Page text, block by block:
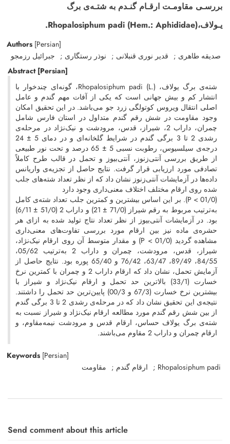
بررسـی مقاومـت ارقـام گنـدم به شتـه‌ی برگ
یـولاف،Rhopalosiphum padi (Hem.: Aphididae).
Authors [Persian]
صدیقه طاهری
قدیر نوری قنبلانی نوذر رستگاری
جبرائیل رزمجو
Abstract[Persian]
شته‌ی برگ یولاف، Rhopalosiphum padi (L.)، گونه‌ا‌ی چندخوار با
انتشار کم و بیش جهانی است که یکی از آفات مهم گندم و عامل
اصلی انتقال ویروس کوتولگی زرد جو می‌باشد. در این تحقیق امکان
وجود مقاومت در شش رقم گندم متداول در استان فارس شامل
چمران، داراب 2، شیراز، قدس، مرودشت و نیک‌نژاد در مرحله‌ی
رشدی 2 تا 3 برگی گندم در شرایط گلخانه‌ای و در دمای 5‌ ± ‌24
درجه‌ی سیلسیوس، رطوبت نسبی 5‌ ± 65 درصد و تحت نور طبیعی
از طریق بررسی آنتی‌زنوز، آنتی‌بیوز و تحمل در قالب طرح کاملاً
تصادفی مورد ارزیابی قرار گرفت. نتایج حاصل از تجزیه‌ی واریانس
داده‌ها در آزمایشات آنتی‌زنوز نشان داد که از نظر تعداد شته‌های جلب
شده روی ارقام مختلف اختلاف معنی‌داری وجود دارد
(01/0 > P). بر این اساس بیشترین و کمترین جلب تعداد شته‌ی کامل
به‌ترتیب مربوط به رقم شیراز (71/0 ± 21) و داراب 2 (51/0 ± 6/11)
بود. در آزمایشات آنتی‌بیوز از نظر تعداد نتاج تولید شده به ازای هر
حشره‌ی ماده نیز بین ارقام مورد بررسی تفاوت‌های معنی‌داری
مشاهده گردید (01/0 > P) و مقدار متوسط آن روی ارقام نیک‌نژاد،‌
شیراز، قدس، مرودشت، چمران و داراب 2 به‌ترتیب 05/62،
84/55، 89/49، 63/47، 76/42 و 65/40 پوره بود. نتایج حاصل از
آزمایش تحمل، نشان داد که ارقام داراب 2 و چمران با کمترین نرخ
خسارت (33/1) بالاترین حد تحمل و ارقام نیک‌نژاد و شیراز با
بیشترین نرخ خسارت (67/3 و 00/3) پایین‌ترین حد تحمل را داشتند.
نتیجه‌ی این تحقیق نشان داد که در مرحله‌ی رشدی 2 تا 3 برگی گندم
از بین شش رقم گندم مورد مطالعه ارقام نیک‌نژاد و شیراز نسبت به
شته‌ی برگ یولاف حساس، ارقام قدس و مرودشت نیمه‌مقاوم، و
ارقام چمران و داراب 2 مقاوم می‌باشند.
Keywords [Persian]
Rhopalosiphum padi
ارقام گندم مقاومت
Send comment about this article